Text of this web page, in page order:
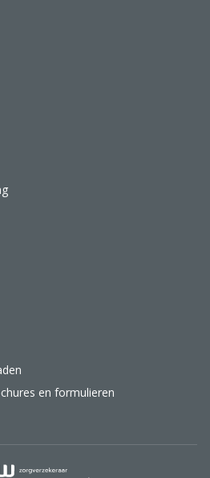
en formulieren